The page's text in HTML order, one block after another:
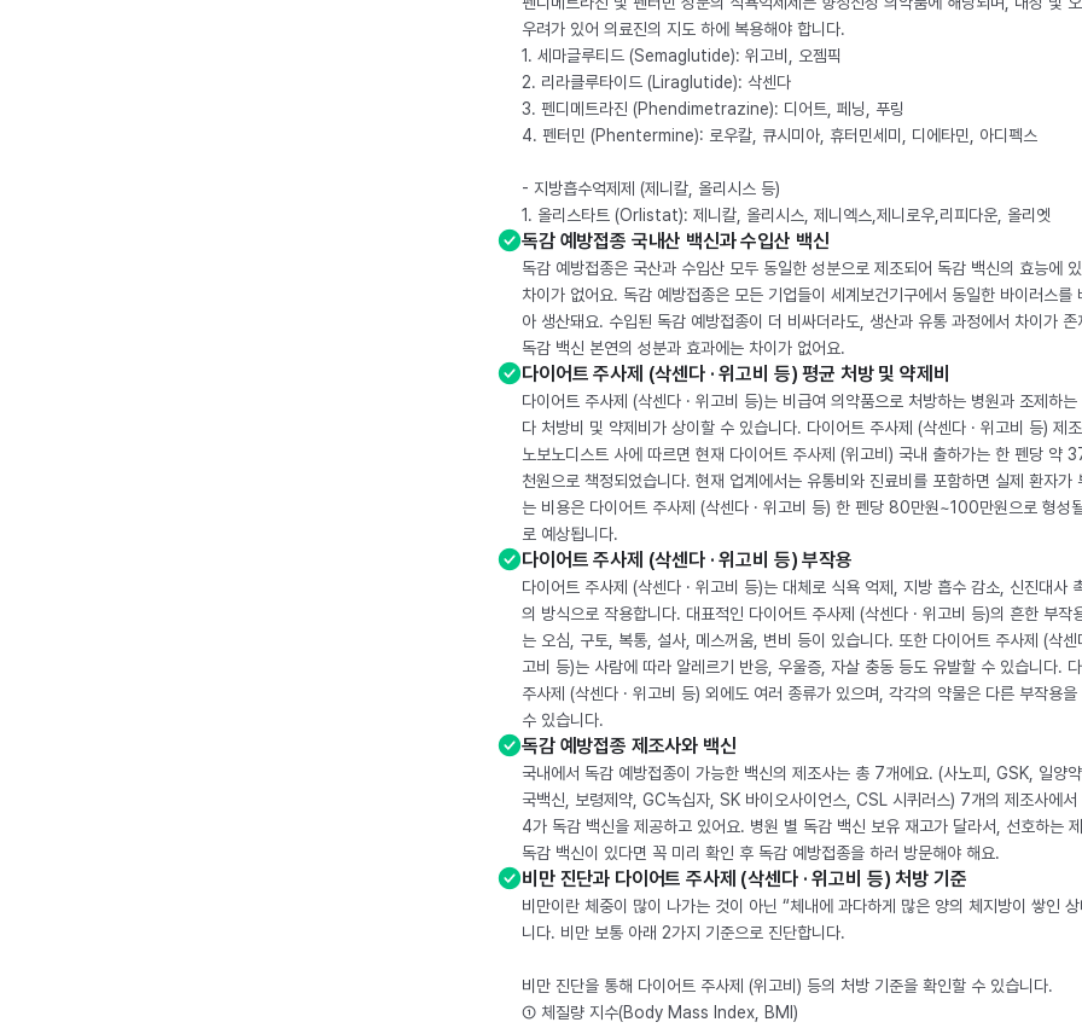
우려가 있어 의료진의 지도 하에 복용해야 합니다.
1. 세마글루티드 (Semaglutide): 위고비, 오젬픽
2. 리라클루타이드 (Liraglutide): 삭센다
3. 펜디메트라진 (Phendimetrazine): 디어트, 페닝, 푸링
4. 펜터민 (Phentermine): 로우칼, 큐시미아, 휴터민세미, 디에타민, 아디펙스
- 지방흡수억제제 (제니칼, 올리시스 등)
1. 올리스타트 (Orlistat): 제니칼, 올리시스, 제니엑스,제니로우,리피다운, 올리엣
독감 예방접종 국내산 백신과 수입산 백신
독감 예방접종은 국산과 수입산 모두 동일한 성분으로 제조되어 독감 백신의 효능에
차이가 없어요. 독감 예방접종은 모든 기업들이 세계보건기구에서 동일한 바이러스를
아 생산돼요. 수입된 독감 예방접종이 더 비싸더라도, 생산과 유통 과정에서 차이가 존
독감 백신 본연의 성분과 효과에는 차이가 없어요.
다이어트 주사제 (삭센다 · 위고비 등) 평균 처방 및 약제비
다이어트 주사제 (삭센다 · 위고비 등)는 비급여 의약품으로 처방하는 병원과 조제하는
다 처방비 및 약제비가 상이할 수 있습니다. 다이어트 주사제 (삭센다 · 위고비 등) 제
노보노디스트 사에 따르면 현재 다이어트 주사제 (위고비) 국내 출하가는 한 펜당 약
천원으로 책정되었습니다. 현재 업계에서는 유통비와 진료비를 포함하면 실제 환자가
는 비용은 다이어트 주사제 (삭센다 · 위고비 등) 한 펜당 80만원~100만원으로 형성
로 예상됩니다.
다이어트 주사제 (삭센다 · 위고비 등) 부작용
다이어트 주사제 (삭센다 · 위고비 등)는 대체로 식욕 억제, 지방 흡수 감소, 신진대사
의 방식으로 작용합니다. 대표적인 다이어트 주사제 (삭센다 · 위고비 등)의 흔한 부작
는 오심, 구토, 복통, 설사, 메스꺼움, 변비 등이 있습니다. 또한 다이어트 주사제 (삭센
고비 등)는 사람에 따라 알레르기 반응, 우울증, 자살 충동 등도 유발할 수 있습니다.
주사제 (삭센다 · 위고비 등) 외에도 여러 종류가 있으며, 각각의 약물은 다른 부작용을
수 있습니다.
독감 예방접종 제조사와 백신
국내에서 독감 예방접종이 가능한 백신의 제조사는 총 7개에요. (사노피, GSK, 일양
국백신, 보령제약, GC녹십자, SK 바이오사이언스, CSL 시퀴러스) 7개의 제조사에서
4가 독감 백신을 제공하고 있어요. 병원 별 독감 백신 보유 재고가 달라서, 선호하는
독감 백신이 있다면 꼭 미리 확인 후 독감 예방접종을 하러 방문해야 해요.
비만 진단과 다이어트 주사제 (삭센다 · 위고비 등) 처방 기준
비만이란 체중이 많이 나가는 것이 아닌 “체내에 과다하게 많은 양의 체지방이 쌓인
니다. 비만 보통 아래 2가지 기준으로 진단합니다.
비만 진단을 통해 다이어트 주사제 (위고비) 등의 처방 기준을 확인할 수 있습니다.
① 체질량 지수(Body Mass Index, BMI)